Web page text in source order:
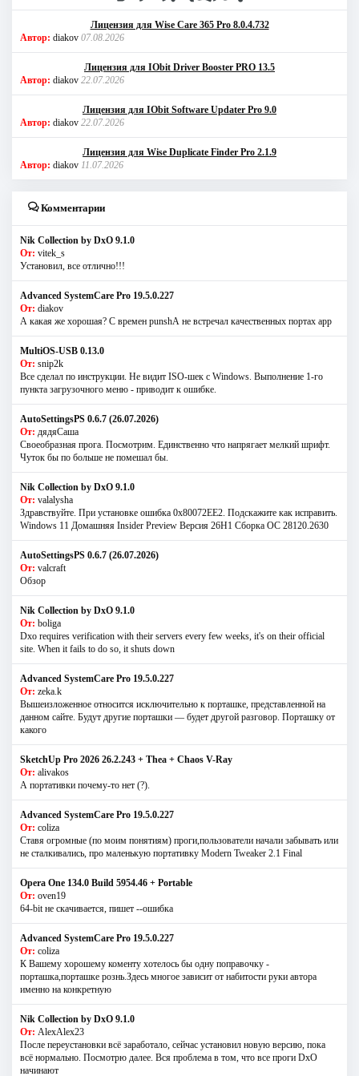
Лицензия для Wise Care 365 Pro 8.0.4.732
Автор: diakov 07.08.2026
Лицензия для IObit Driver Booster PRO 13.5
Автор: diakov 22.07.2026
Лицензия для IObit Software Updater Pro 9.0
Автор: diakov 22.07.2026
Лицензия для Wise Duplicate Finder Pro 2.1.9
Автор: diakov 11.07.2026
Комментарии
Nik Collection by DxO 9.1.0
От: vitek_s
Установил, все отлично!!!
Advanced SystemCare Pro 19.5.0.227
От: diakov
А какая же хорошая? С времен punshА не встречал качественных портах app
MultiOS-USB 0.13.0
От: snip2k
Все сделал по инструкции. Не видит ISO-шек с Windows. Выполнение 1-го
пункта загрузочного меню - приводит к ошибке.
AutoSettingsPS 0.6.7 (26.07.2026)
От: дядяСаша
Своеобразная прога. Посмотрим. Единственно что напрягает мелкий шрифт.
Чуток бы по больше не помешал бы.
Nik Collection by DxO 9.1.0
От: valalysha
Здравствуйте. При установке ошибка 0х80072EE2. Подскажите как исправить.
Windows 11 Домашняя Insider Preview Версия 26H1 Сборка ОС 28120.2630
AutoSettingsPS 0.6.7 (26.07.2026)
От: valcraft
Обзор
Nik Collection by DxO 9.1.0
От: boliga
Dxo requires verification with their servers every few weeks, it's on their official
site. When it fails to do so, it shuts down
Advanced SystemCare Pro 19.5.0.227
От: zeka.k
Вышеизложенное относится исключительно к порташке, представленной на
данном сайте. Будут другие порташки — будет другой разговор. Порташку от
какого
SketchUp Pro 2026 26.2.243 + Thea + Chaos V-Ray
От: alivakos
А портативки почему-то нет (?).
Advanced SystemCare Pro 19.5.0.227
От: coliza
Ставя огромные (по моим понятиям) проги,пользователи начали забывать или
не сталкивались, про маленькую портативку Modern Tweaker 2.1 Final
Opera One 134.0 Build 5954.46 + Portable
От: oven19
64-bit не скачивается, пишет --ошибка
Advanced SystemCare Pro 19.5.0.227
От: coliza
К Вашему хорошему коменту хотелось бы одну поправочку -
порташка,порташке рознь.Здесь многое зависит от набитости руки автора
именно на конкретную
Nik Collection by DxO 9.1.0
От: AlexAlex23
После переустановки всё заработало, сейчас установил новую версию, пока
всё нормально. Посмотрю далее. Вся проблема в том, что все проги DxO
начинают